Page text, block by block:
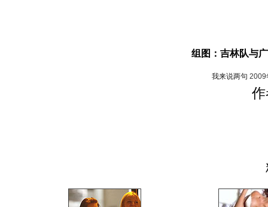
组图：吉林队与
我来说两句 2009